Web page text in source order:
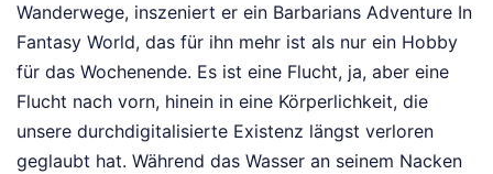
Wanderwege, inszeniert er ein Barbarians Adventure In
Fantasy World, das für ihn mehr ist als nur ein Hobby
für das Wochenende. Es ist eine Flucht, ja, aber eine
Flucht nach vorn, hinein in eine Körperlichkeit, die
unsere durchdigitalisierte Existenz längst verloren
geglaubt hat. Während das Wasser an seinem Nacken